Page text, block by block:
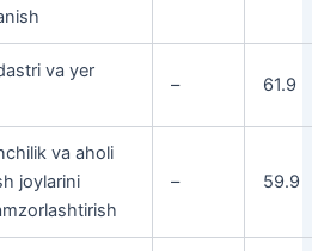
va yer
– 61.9
va aholi
joylarini
– 59.9